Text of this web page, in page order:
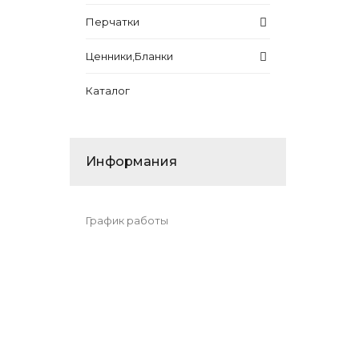
Перчатки
Ценники,Бланки
Каталог
Информания
График работы